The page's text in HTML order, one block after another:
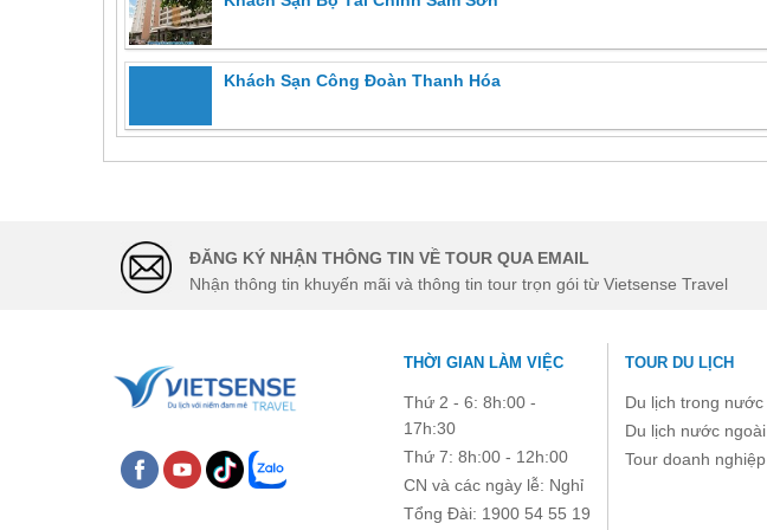
Khách Sạn Công Đoàn Thanh Hóa
ĐĂNG KÝ NHẬN THÔNG TIN VỀ TOUR QUA EMAIL
Nhận thông tin khuyến mãi và thông tin tour trọn gói từ Vietsense Travel
THỜI GIAN LÀM VIỆC
Thứ 2 - 6: 8h:00 -
17h:30
Thứ 7: 8h:00 - 12h:00
CN và các ngày lễ: Nghỉ
Tổng Đài: 1900 54 55 19
TOUR DU LỊCH
Du lịch trong nước
Du lịch nước ngoài
Tour doanh nghiệp